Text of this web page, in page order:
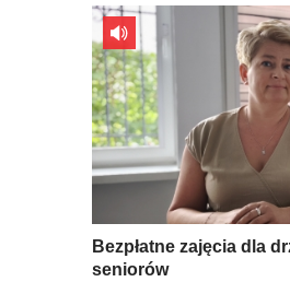
Bezpłatne zajęcia dla
seniorów